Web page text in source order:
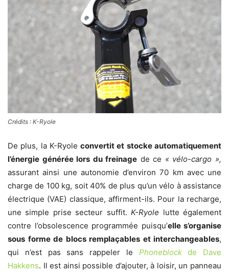
Crédits : K-Ryole
De plus, la K-Ryoleconvertit et stocke automatiquement
l’énergie générée lors du freinage de ce « vélo-cargo »,
assurant ainsi une autonomie d’environ 70 km avec une
charge de 100 kg, soit 40% de plus qu’un vélo à assistance
électrique (VAE) classique, affirment-ils. Pour la recharge,
une simple prise secteur suffit.K-Ryole lutte également
contre l’obsolescence programmée puisqu’elle s’organise
sous forme de blocs remplaçables et interchangeables,
qui n’est pas sans rappeler le Phoneblockde Dave
Hakkens. Il est ainsi possible d’ajouter, à loisir, un panneau